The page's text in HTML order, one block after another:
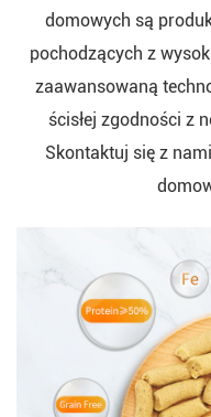
domowych są
pochodzących z
zaawansowaną
ścisłej zgodności z
Skontaktuj się z